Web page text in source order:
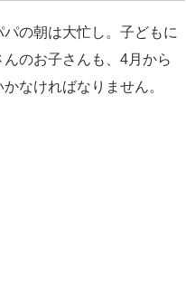
の朝は大忙し。子どもに
のお子さんも、4月から
なければなりません。